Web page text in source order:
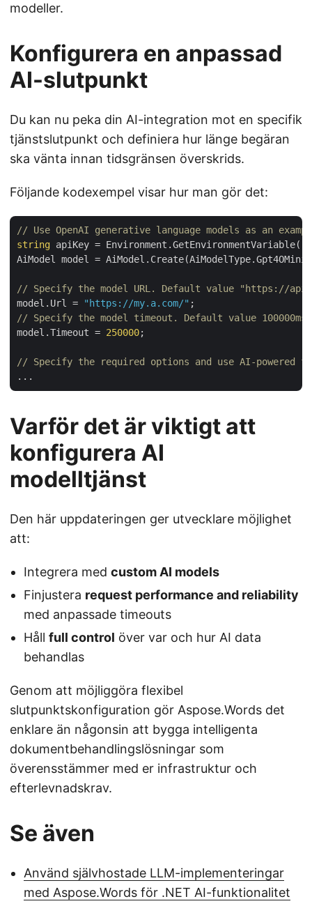
modeller.
Konfigurera en anpassad
AI-slutpunkt
Du kan nu peka din AI-integration mot en specifik
tjänstslutpunkt och definiera hur länge begäran
ska vänta innan tidsgränsen överskrids.
Följande kodexempel visar hur man gör det:
// Use OpenAI generative language models as an
string apiKey = Environment.GetEnvironmentVariable(
AiModel model =
// Specify the model URL. Default value "https://
model.Url =
"https://my.a.com/"
// Specify the model timeout. Default value 100000ms.
model.Timeout = 250000;
// Specify the required options and use AI-powered
Varför det är viktigt att
konfigurera AI
modelltjänst
Den här uppdateringen ger utvecklare möjlighet
att:
Integrera med custom AI models
Finjustera request performance and reliability
med anpassade timeouts
Håll full control över var och hur AI data
behandlas
Genom att möjliggöra flexibel
slutpunktskonfiguration gör Aspose.Words det
enklare än någonsin att bygga intelligenta
dokumentbehandlingslösningar som
överensstämmer med er infrastruktur och
efterlevnadskrav.
Se även
Använd självhostade LLM-implementeringar
med Aspose.Words för .NET AI-funktionalitet